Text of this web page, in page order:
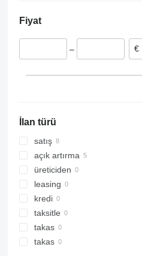
Fiyat
–
İlan türü
satış
açık artırma
üreticiden
leasing
kredi
taksitle
takas
takas